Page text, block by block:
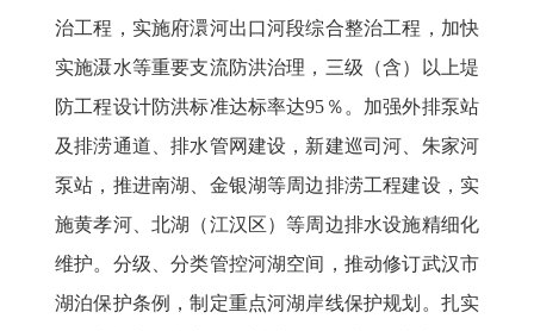
治工程，实施府澴河出口河段综合整治工程，加快
实施滠水等重要支流防洪治理，三级（含）以上堤
防工程设计防洪标准达标率达95％。加强外排泵站
及排涝通道、排水管网建设，新建巡司河、朱家河
泵站，推进南湖、金银湖等周边排涝工程建设，实
施黄孝河、北湖（江汉区）等周边排水设施精细化
维护。分级、分类管控河湖空间，推动修订武汉市
湖泊保护条例，制定重点河湖岸线保护规划。扎实